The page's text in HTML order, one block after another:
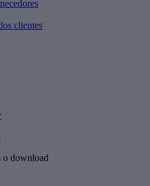
clientes
o download